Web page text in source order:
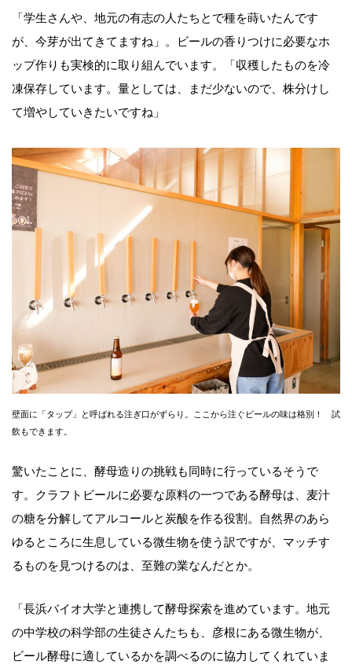
「学生さんや、地元の有志の人たちとで種を蒔いたんです
が、今芽が出てきてますね」。ビールの香りつけに必要なホ
ップ作りも実検的に取り組んでいます。「収穫したものを冷
凍保存しています。量としては、まだ少ないので、株分けし
て増やしていきたいですね」
壁面に「タップ」と呼ばれる注ぎ口がずらり。ここから注ぐビールの味は格別！ 試
飲もできます。
驚いたことに、酵母造りの挑戦も同時に行っているそうで
す。クラフトビールに必要な原料の一つである酵母は、麦汁
の糖を分解してアルコールと炭酸を作る役割。自然界のあら
ゆるところに生息している微生物を使う訳ですが、マッチす
るものを見つけるのは、至難の業なんだとか。
「長浜バイオ大学と連携して酵母探索を進めています。地元
の中学校の科学部の生徒さんたちも、彦根にある微生物が、
ビール酵母に適しているかを調べるのに協力してくれていま